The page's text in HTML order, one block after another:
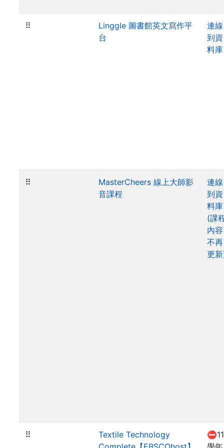
⠿
Linggle 圖書館英文寫作平
台
連線
到資
料庫
⠿
MasterCheers 線上大師影
音課程
連線
到資
料庫
(課
內容
不再
更
⠿
Textile Technology